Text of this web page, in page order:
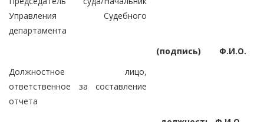
Управления Судебного
департамента
(подпись)
Ф.И.О.
Должностное лицо,
ответственное за составление
отчета